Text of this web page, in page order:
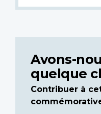
Avons-
quelque
Contribuer à